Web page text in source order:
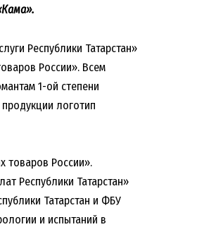
Республики Татарстан»
России». Всем
1-ой степени
логотип
товаров России».
Республики Татарстан»
Татарстан и ФБУ
и испытаний в